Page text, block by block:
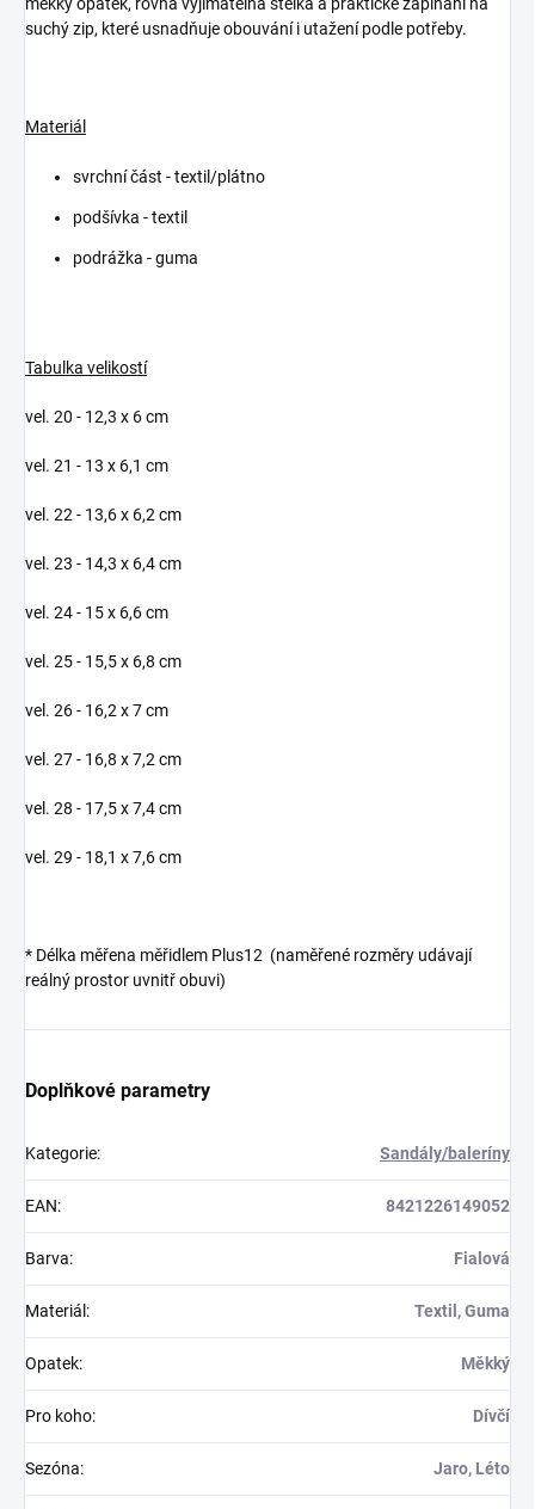
suchý zip, které usnadňuje obouvání i utažení podle potřeby.
Materiál
svrchní část - textil/plátno
podšívka - textil
podrážka - guma
Tabulka velikostí
vel. 20 - 12,3 x 6 cm
vel. 21 - 13 x 6,1 cm
vel. 22 - 13,6 x 6,2 cm
vel. 23 - 14,3 x 6,4 cm
vel. 24 - 15 x 6,6 cm
vel. 25 - 15,5 x 6,8 cm
vel. 26 - 16,2 x 7 cm
vel. 27 - 16,8 x 7,2 cm
vel. 28 - 17,5 x 7,4 cm
vel. 29 - 18,1 x 7,6 cm
* Délka měřena měřidlem Plus12 (naměřené rozměry udávají
reálný prostor uvnitř obuvi)
Doplňkové parametry
Kategorie: Sandály/baleríny
EAN: 8421226149052
Barva: Fialová
Materiál : Textil, Guma
Opatek: Měkký
Pro koho: Dívčí
Sezóna: Jaro, Léto